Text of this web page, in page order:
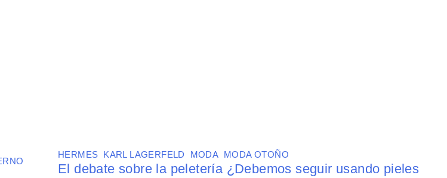
HERMES KARL LAGERFELD MODA MODA OTOÑO
El debate sobre la peletería ¿Debemos seguir usando pieles